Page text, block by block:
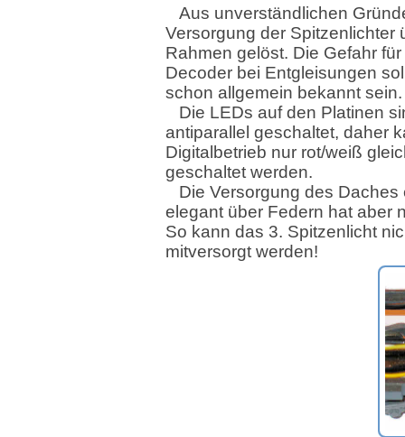
Aus unverständlichen
Versorgung der Spitzenlichter
Rahmen gelöst. Die Gefahr
Decoder bei Entgleisungen
schon allgemein bekannt sein.
Die LEDs auf den Platinen
antiparallel geschaltet, daher
Digitalbetrieb nur rot/weiß
geschaltet werden.
Die Versorgung des Daches
elegant über Federn hat aber
So kann das 3. Spitzenlicht
mitversorgt werden!